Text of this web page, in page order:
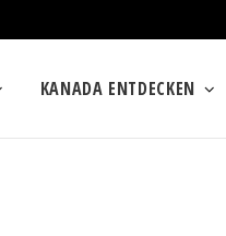
KANADA ENTDECKEN